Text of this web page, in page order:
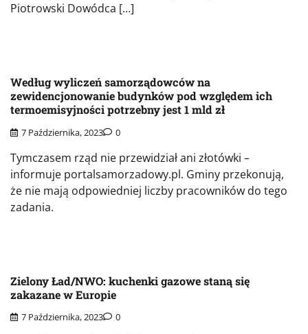
Piotrowski Dowódca […]
Według wyliczeń samorządowców na
zewidencjonowanie budynków pod względem ich
termoemisyjności potrzebny jest 1 mld zł
7 Października, 2023 0
Tymczasem rząd nie przewidział ani złotówki –
informuje portalsamorzadowy.pl. Gminy przekonują,
że nie mają odpowiedniej liczby pracowników do tego
zadania.
Zielony Ład/NWO: kuchenki gazowe staną się
zakazane w Europie
7 Października, 2023 0